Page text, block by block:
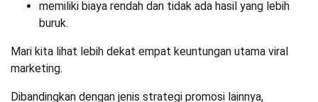
memiliki biaya rendah dan tidak ada hasil yang lebih
buruk.
Mari kita lihat lebih dekat empat keuntungan utama viral
marketing.
Dibandingkan dengan jenis strategi promosi lainnya,